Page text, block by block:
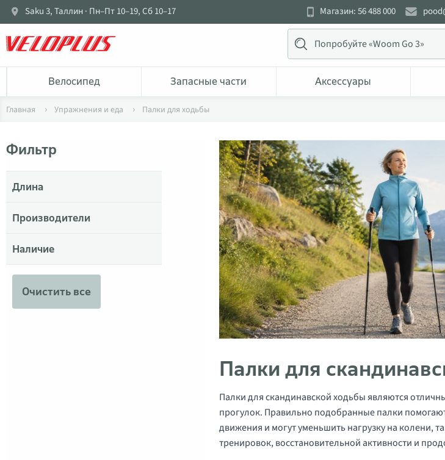
Saku 3, Таллин · Пн–Пт 10–19, Сб 10–17 Магазин: 56 488 000
Bелосипед Запасные части Аксессуары
Главная Упражнения и еда Палки для ходьбы
Палки для
Палки для скандинавской ходьбы являются
прогулок. Правильно подобранные палки
движения и могут уменьшить нагрузку на колени,
тренировок, восстановительной активности и
Фильтр
Длина
Производители
Наличие
Очистить все